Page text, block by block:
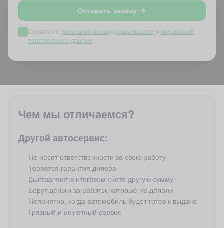
Оставить заявку
Согласен с политикой конфиденциальности и обработкой
персональных данных
Чем мы отличаемся?
Другой автосервис:
Не несет ответственности за свою работу
Теряется гарантия дилера
Выставляют в итоговом счете другую сумму
Берут деньги за работы, которые не делали
Непонятно, когда автомобиль будет готов к выдаче
Грязный и неуютный сервис